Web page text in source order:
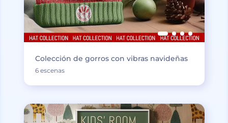
Colección de gorros con vibras navideñas
6 escenas